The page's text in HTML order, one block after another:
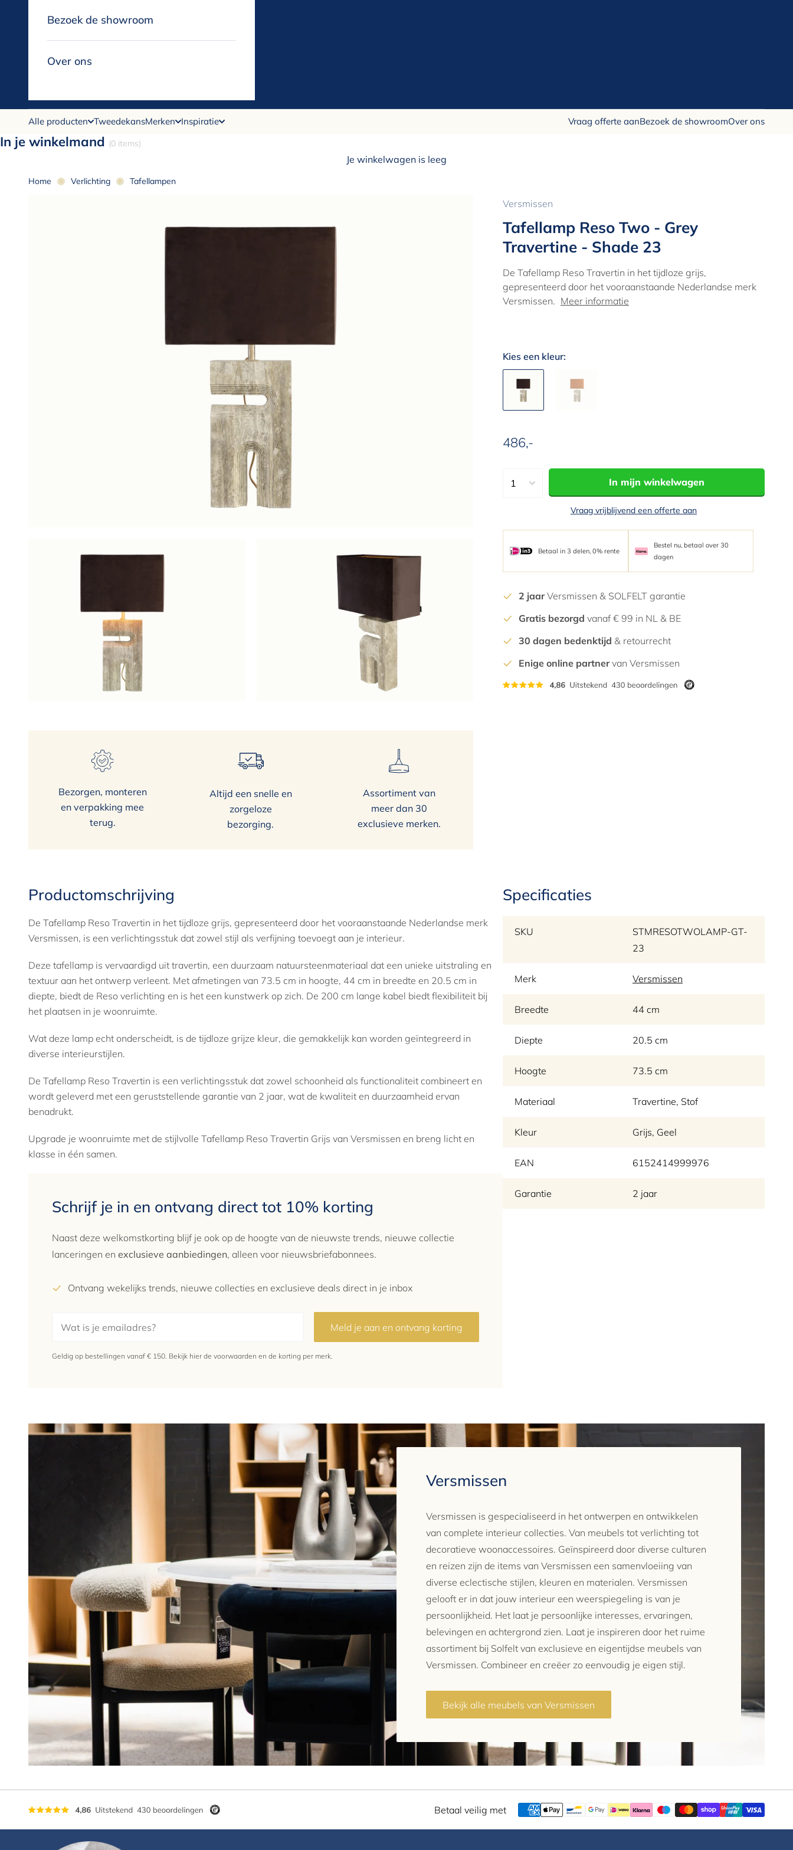
Bezoek de showroom
Over ons
Alle producten TweedekansMerken Inspiratie Vraag offerte aanBezoek de showroomOver ons
In je winkelmand (0 items)
Je winkelwagen is leeg
Home Verlichting Tafellampen
Versmissen
Tafellamp Reso Two - Grey
Travertine - Shade 23
De Tafellamp Reso Travertin in het tijdloze grijs,
gepresenteerd door het vooraanstaande Nederlandse merk
Versmissen. Meer informatie
Kies een kleur:
Aanbiedingsprijs
486,-
1
2
3
In mijn winkelwagen
Vraag vrijblijvend een offerte aan
Betaal in 3 delen, 0% rente
Bestel nu, betaal over 30
dagen
2 jaarVersmissen & SOLFELT garantie
Gratis bezorgd vanaf € 99 in NL & BE
30 dagen bedenktijd & retourrecht
Enige online partnervan Versmissen
Bezorgen, monteren
en verpakking mee
terug.
Altijd een snelle en
zorgeloze
bezorging.
Assortiment van
meer dan 30
exclusieve merken.
Productomschrijving
De Tafellamp Reso Travertin in het tijdloze grijs, gepresenteerd door het vooraanstaande Nederlandse merk
Versmissen, is een verlichtingsstuk dat zowel stijl als verfijning toevoegt aan je interieur.
Deze tafellamp is vervaardigd uit travertin, een duurzaam natuursteenmateriaal dat een unieke uitstraling en
textuur aan het ontwerp verleent. Met afmetingen van 73.5 cm in hoogte, 44 cm in breedte en 20.5 cm in
diepte, biedt de Reso verlichting en is het een kunstwerk op zich. De 200 cm lange kabel biedt flexibiliteit bij
het plaatsen in je woonruimte.
Wat deze lamp echt onderscheidt, is de tijdloze grijze kleur, die gemakkelijk kan worden geïntegreerd in
diverse interieurstijlen.
De Tafellamp Reso Travertin is een verlichtingsstuk dat zowel schoonheid als functionaliteit combineert en
wordt geleverd met een geruststellende garantie van 2 jaar, wat de kwaliteit en duurzaamheid ervan
benadrukt.
Upgrade je woonruimte met de stijlvolle Tafellamp Reso Travertin Grijs van Versmissen en breng licht en
klasse in één samen.
Schrijf je in en ontvang direct tot 10% korting
Naast deze welkomstkorting blijf je ook op de hoogte van de nieuwste trends, nieuwe collectie
lanceringen en exclusieve aanbiedingen, alleen voor nieuwsbriefabonnees.
Ontvang wekelijks trends, nieuwe collecties en exclusieve deals direct in je inbox
Meld je aan en ontvang korting
Geldig op bestellingen vanaf € 150. Bekijk hier de voorwaarden en de korting per merk.
Specificaties
SKU
STMRESOTWOLAMP-GT-
23
Merk Versmissen
Breedte 44 cm
Diepte 20.5 cm
Hoogte 73.5 cm
Materiaal Travertine, Stof
Kleur Grijs, Geel
EAN 6152414999976
Garantie 2 jaar
Versmissen
Versmissen is gespecialiseerd in het ontwerpen en ontwikkelen
van complete interieur collecties. Van meubels tot verlichting tot
decoratieve woonaccessoires. Geïnspireerd door diverse culturen
en reizen zijn de items van Versmissen een samenvloeiing van
diverse eclectische stijlen, kleuren en materialen. Versmissen
gelooft er in dat jouw interieur een weerspiegeling is van je
persoonlijkheid. Het laat je persoonlijke interesses, ervaringen,
belevingen en achtergrond zien. Laat je inspireren door het ruime
assortiment bij Solfelt van exclusieve en eigentijdse meubels van
Versmissen. Combineer en creëer zo eenvoudig je eigen stijl.
Bekijk alle meubels van Versmissen
Betaal veilig met